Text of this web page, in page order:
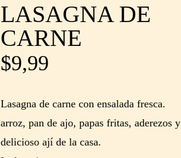
LASAGNA DE
CARNE
$9,99
Lasagna de carne con ensalada fresca.
arroz, pan de ajo, papas fritas, aderezos y
delicioso ají de la casa.